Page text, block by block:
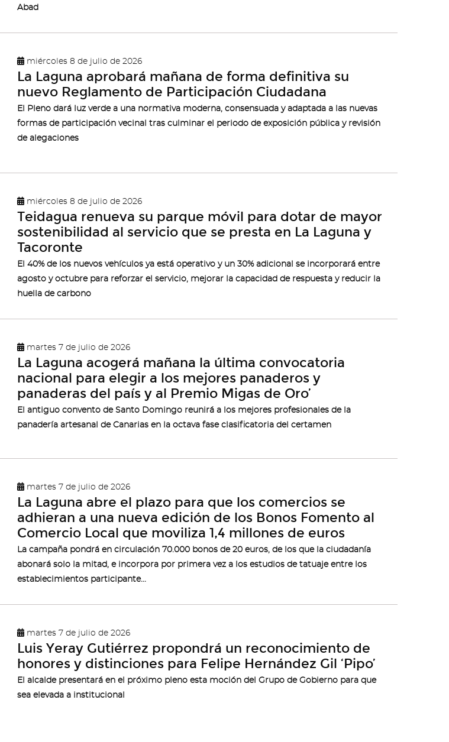
Abad
miércoles 8 de julio de 2026
La Laguna aprobará mañana de forma definitiva su
nuevo Reglamento de Participación Ciudadana
El Pleno dará luz verde a una normativa moderna, consensuada y adaptada a las nuevas
formas de participación vecinal tras culminar el periodo de exposición pública y revisión
de alegaciones
miércoles 8 de julio de 2026
Teidagua renueva su parque móvil para dotar de mayor
sostenibilidad al servicio que se presta en La Laguna y
Tacoronte
El 40% de los nuevos vehículos ya está operativo y un 30% adicional se incorporará entre
agosto y octubre para reforzar el servicio, mejorar la capacidad de respuesta y reducir la
huella de carbono
martes 7 de julio de 2026
La Laguna acogerá mañana la última convocatoria
nacional para elegir a los mejores panaderos y
panaderas del país y al Premio Migas de Oro’
El antiguo convento de Santo Domingo reunirá a los mejores profesionales de la
panadería artesanal de Canarias en la octava fase clasificatoria del certamen
martes 7 de julio de 2026
La Laguna abre el plazo para que los comercios se
adhieran a una nueva edición de los Bonos Fomento al
Comercio Local que moviliza 1,4 millones de euros
La campaña pondrá en circulación 70.000 bonos de 20 euros, de los que la ciudadanía
abonará solo la mitad, e incorpora por primera vez a los estudios de tatuaje entre los
establecimientos participante...
martes 7 de julio de 2026
Luis Yeray Gutiérrez propondrá un reconocimiento de
honores y distinciones para Felipe Hernández Gil ‘Pipo’
El alcalde presentará en el próximo pleno esta moción del Grupo de Gobierno para que
sea elevada a institucional